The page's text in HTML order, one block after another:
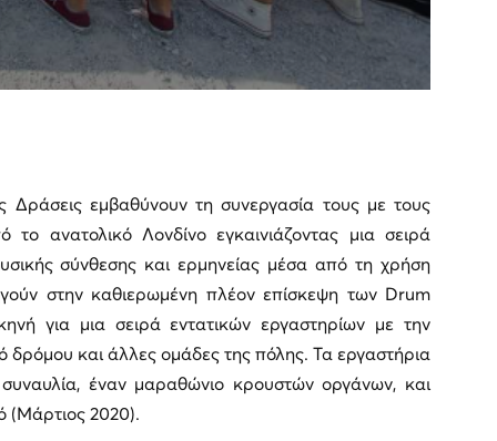
Δράσεις εμβαθύνουν τη συνεργασία τους με τους
το ανατολικό Λονδίνο εγκαινιάζοντας μια σειρά
σύνθεσης και ερμηνείας μέσα από τη χρήση
στην καθιερωμένη πλέον επίσκεψη των Drum
για μια σειρά εντατικών εργαστηρίων με την
δρόμου και άλλες ομάδες της πόλης. Τα εργαστήρια
έναν μαραθώνιο κρουστών οργάνων, και
(Μάρτιος 2020).